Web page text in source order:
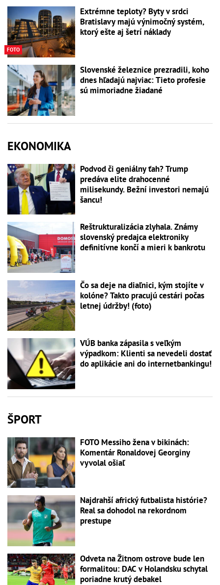
FOTO
Extrémne teploty? Byty v srdci
Bratislavy majú výnimočný systém,
ktorý ešte aj šetrí náklady
Slovenské železnice prezradili, koho
dnes hľadajú najviac: Tieto profesie
sú mimoriadne žiadané
EKONOMIKA
Podvod či geniálny ťah? Trump
predáva elite drahocenné
milisekundy. Bežní investori nemajú
šancu!
Reštrukturalizácia zlyhala. Známy
slovenský predajca elektroniky
definitívne končí a mieri k bankrotu
Čo sa deje na diaľnici, kým stojíte v
kolóne? Takto pracujú cestári počas
letnej údržby! (foto)
VÚB banka zápasila s veľkým
výpadkom: Klienti sa nevedeli dostať
do aplikácie ani do internetbankingu!
ŠPORT
FOTO Messiho žena v bikinách:
Komentár Ronaldovej Georginy
vyvolal ošiaľ
Najdrahší africký futbalista histórie?
Real sa dohodol na rekordnom
prestupe
Odveta na Žitnom ostrove bude len
formalitou: DAC v Holandsku schytal
poriadne krutý debakel